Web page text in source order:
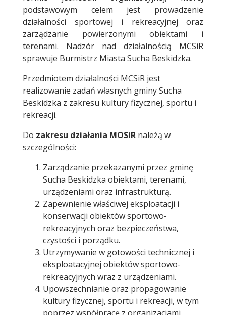
podstawowym celem jest prowadzenie
działalności sportowej i rekreacyjnej
oraz
zarządzanie powierzonymi obiektami i
terenami. Nadzór nad działalnością MCSiR
sprawuje Burmistrz Miasta Sucha Beskidzka.
Przedmiotem działalności MCSiR jest
realizowanie zadań własnych gminy Sucha
Beskidzka z zakresu kultury fizycznej, sportu i
rekreacji.
Do zakresu działania MOSiR należą w
szczególności:
Zarządzanie przekazanymi przez gminę
Sucha Beskidzka obiektami, terenami,
urządzeniami oraz infrastrukturą.
Zapewnienie właściwej eksploatacji i
konserwacji obiektów sportowo-
rekreacyjnych oraz bezpieczeństwa,
czystości i porządku.
Utrzymywanie w gotowości technicznej i
eksploatacyjnej obiektów sportowo-
rekreacyjnych wraz z urządzeniami.
Upowszechnianie oraz propagowanie
kultury fizycznej, sportu i rekreacji, w tym